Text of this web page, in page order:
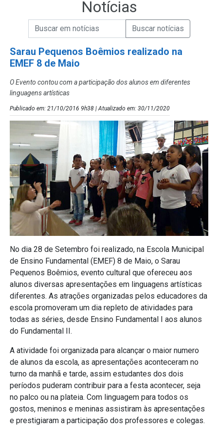
Notícias
Campo de Busca de Notícias
Campo de Busca de informaçõesEnviar a Busca de Notícias
Sarau Pequenos Boêmios realizado na
EMEF 8 de Maio
O Evento contou com a participação dos alunos em diferentes
linguagens artísticas
Publicado em: 21/10/2016 9h38 | Atualizado em: 30/11/2020
No dia 28 de Setembro foi realizado, na Escola Municipal
de Ensino Fundamental (EMEF) 8 de Maio, o Sarau
Pequenos Boêmios, evento cultural que ofereceu aos
alunos diversas apresentações em linguagens artísticas
diferentes. As atrações organizadas pelos educadores da
escola promoveram um dia repleto de atividades para
todas as séries, desde Ensino Fundamental I aos alunos
do Fundamental II.
A atividade foi organizada para alcançar o maior numero
de alunos da escola, as apresentações aconteceram no
turno da manhã e tarde, assim estudantes dos dois
períodos puderam contribuir para a festa acontecer, seja
no palco ou na plateia. Com linguagem para todos os
gostos, meninos e meninas assistiram às apresentações
e prestigiaram a participação dos professores e colegas.